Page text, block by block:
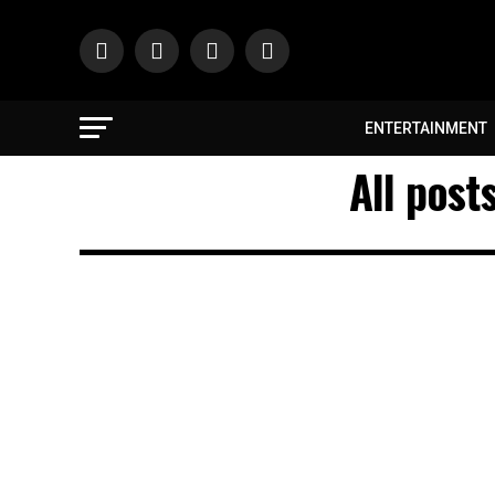
ENTERTAINMENT
All